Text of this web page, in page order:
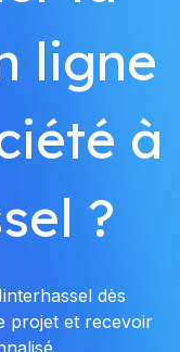
ligne
à
?
dès
projet et recevoir